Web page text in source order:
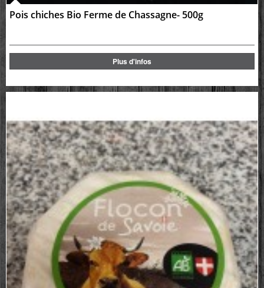
Pois chiches Bio Ferme de Chassagne- 500g
Plus d'infos